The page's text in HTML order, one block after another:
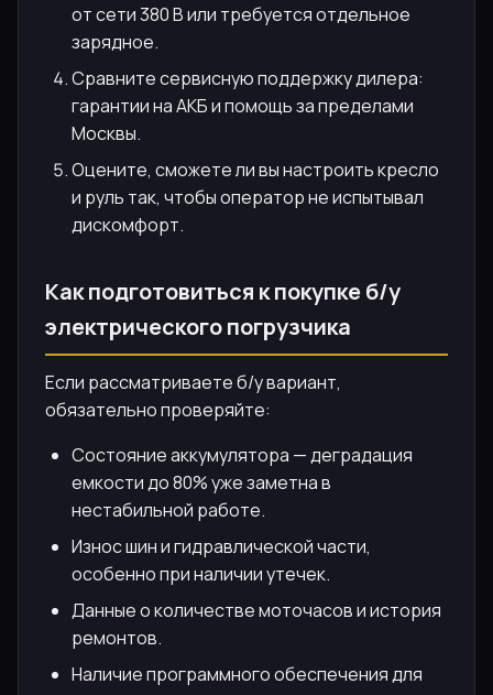
от сети 380 В или требуется отдельное
зарядное.
Сравните сервисную поддержку дилера:
гарантии на АКБ и помощь за пределами
Москвы.
Оцените, сможете ли вы настроить кресло
и руль так, чтобы оператор не испытывал
дискомфорт.
Как подготовиться к покупке б/у
электрического погрузчика
Если рассматриваете б/у вариант,
обязательно проверяйте:
Состояние аккумулятора — деградация
емкости до 80% уже заметна в
нестабильной работе.
Износ шин и гидравлической части,
особенно при наличии утечек.
Данные о количестве моточасов и история
ремонтов.
Наличие программного обеспечения для